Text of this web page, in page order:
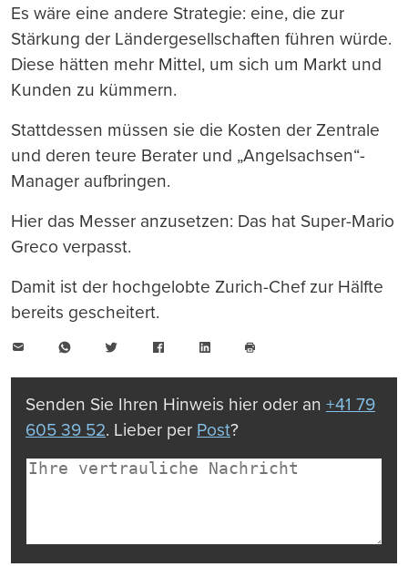
Es wäre eine andere Strategie: eine, die zur
Stärkung der Ländergesellschaften führen würde.
Diese hätten mehr Mittel, um sich um Markt und
Kunden zu kümmern.
Stattdessen müssen sie die Kosten der Zentrale
und deren teure Berater und „Angelsachsen“-
Manager aufbringen.
Hier das Messer anzusetzen: Das hat Super-Mario
Greco verpasst.
Damit ist der hochgelobte Zurich-Chef zur Hälfte
bereits gescheitert.
WhatsAppTwitter FacebookLinkedIn
drucken
Senden Sie Ihren Hinweis hier oder an +41 79
605 39 52. Lieber per Post?